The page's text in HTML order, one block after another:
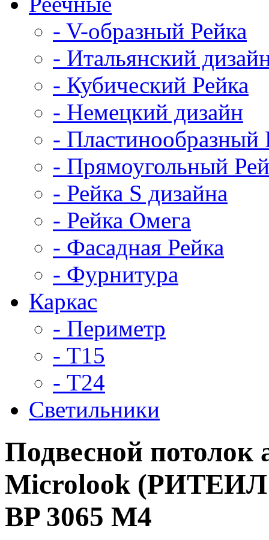
- V-образный Рейка
- Итальянский
- Кубический Рейка
- Немецкий дизайн
- Пластинообразный
- Прямоугольный
- Рейка S дизайна
- Рейка Омега
- Фасадная Рейка
- Фурнитура
Каркас
- Периметр
- Т15
- Т24
Светильники
Подвесной
Microlook (РИТЕИЛ
BP 3065 M4